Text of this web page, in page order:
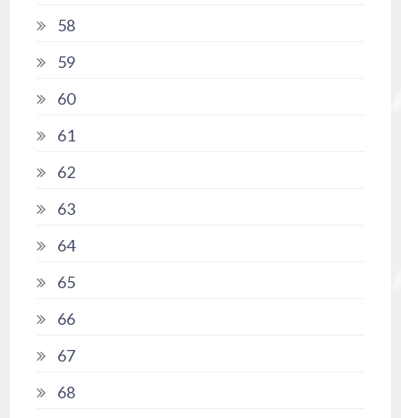
58
59
60
61
62
63
64
65
66
67
68